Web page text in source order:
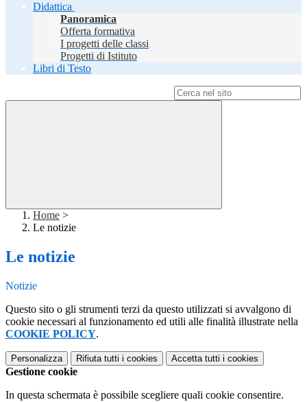
Didattica
Panoramica
Offerta formativa
I progetti delle classi
Progetti di Istituto
Libri di Testo
Home >
Le notizie
Le notizie
Notizie
Questo sito o gli strumenti terzi da questo utilizzati si avvalgono di
cookie necessari al funzionamento ed utili alle finalità illustrate nella
COOKIE POLICY.
Personalizza Rifiuta tutti i cookies Accetta tutti i cookies
Gestione cookie
In questa schermata è possibile scegliere quali cookie consentire.